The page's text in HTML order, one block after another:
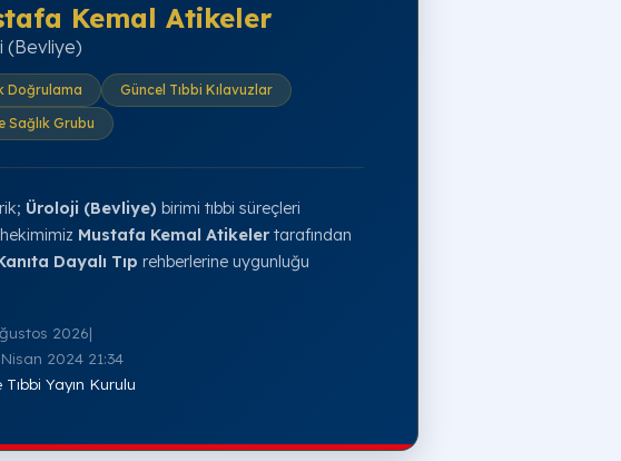
Kemal Atikeler
(Bevliye)
Doğrulama
Güncel Tıbbi Kılavuzlar
Sağlık Grubu
Üroloji (Bevliye) birimi tıbbi süreçleri
Mustafa Kemal Atikeler tarafından
Dayalı Tıp rehberlerine uygunluğu
2026|
2024 21:34
Tıbbi Yayın Kurulu